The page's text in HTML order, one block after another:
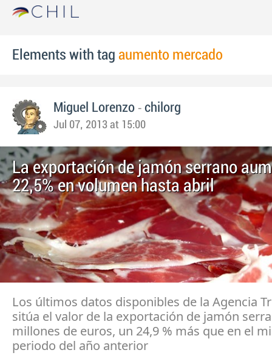
Elements with tag aumento mercado
Miguel Lorenzo - chilorg
Jul 07, 2013 at 15:00
La exportación de jamón serrano
22,5% en volumen hasta abril
Los últimos datos disponibles de la Agencia
sitúa el valor de la exportación de jamón
millones de euros, un 24,9 % más que en el
periodo del año anterior